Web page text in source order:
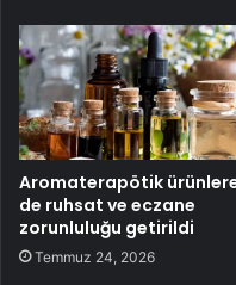
Aromaterapötik
de ruhsat ve eczane
zorunluluğu getirildi
Temmuz 24, 2026